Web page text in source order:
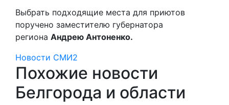
Выбрать подходящие места для приютов
поручено заместителю губернатора
региона Андрею Антоненко.
Новости СМИ2
Похожие новости
Белгорода и области